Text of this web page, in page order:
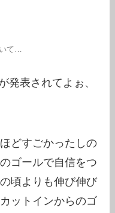
て…
発表されてよぉ、
どすごかったしの
ゴールで自信をつ
頃よりも伸び伸び
ットインからのゴ